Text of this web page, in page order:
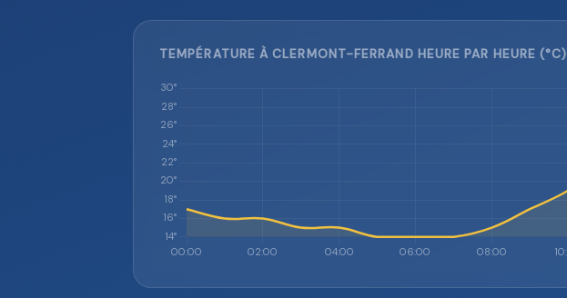
TEMPÉRATURE À CLERMONT-FERRAND HEURE PAR HEURE (°C)